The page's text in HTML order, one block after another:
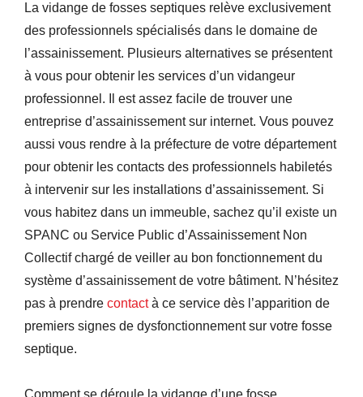
La vidange de fosses septiques relève exclusivement
des professionnels spécialisés dans le domaine de
l’assainissement. Plusieurs alternatives se présentent
à vous pour obtenir les services d’un vidangeur
professionnel. Il est assez facile de trouver une
entreprise d’assainissement sur internet. Vous pouvez
aussi vous rendre à la préfecture de votre département
pour obtenir les contacts des professionnels habiletés
à intervenir sur les installations d’assainissement. Si
vous habitez dans un immeuble, sachez qu’il existe un
SPANC ou Service Public d’Assainissement Non
Collectif chargé de veiller au bon fonctionnement du
système d’assainissement de votre bâtiment. N’hésitez
pas à prendre contactà ce service dès l’apparition de
premiers signes de dysfonctionnement sur votre fosse
septique.
Comment se déroule la vidange d’une fosse